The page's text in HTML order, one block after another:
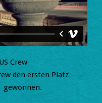
Crew
den ersten Platz
gewonnen.